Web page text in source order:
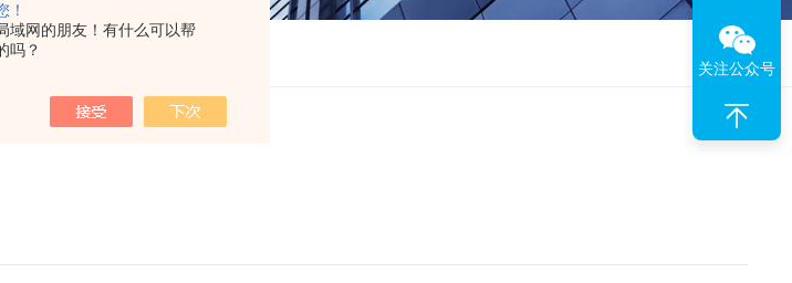
！
域网的朋友！有什么可以帮
吗？
关注公众号